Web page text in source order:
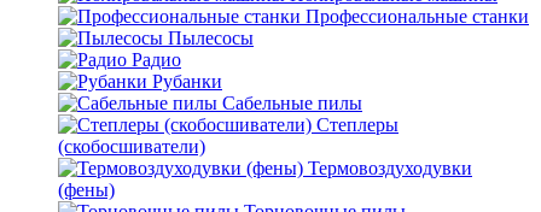
Профессиональные станки
Пылесосы
Радио
Рубанки
Сабельные пилы
Степлеры
(скобосшиватели)
Термовоздуходувки
(фены)